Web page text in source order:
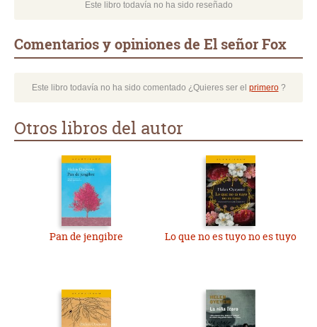
Este libro todavía no ha sido reseñado
Comentarios y opiniones de El señor Fox
Este libro todavía no ha sido comentado ¿Quieres ser el primero?
Otros libros del autor
Pan de jengibre Lo que no es tuyo no es tuyo